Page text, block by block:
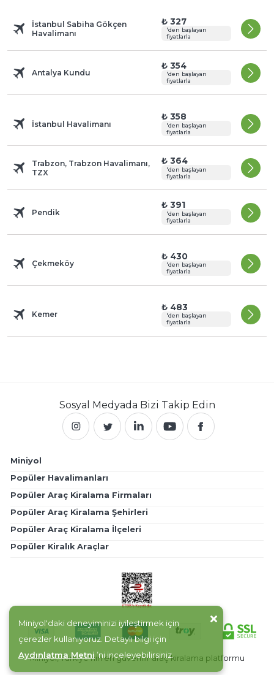
İstanbul Sabiha Gökçen
Havalimanı
₺ 327
'den başlayan
fiyatlarla
Antalya Kundu
₺ 354
'den başlayan
fiyatlarla
İstanbul Havalimanı
₺ 358
'den başlayan
fiyatlarla
Trabzon, Trabzon Havalimanı,
TZX
₺ 364
'den başlayan
fiyatlarla
Pendik
₺ 391
'den başlayan
fiyatlarla
Çekmeköy
₺ 430
'den başlayan
fiyatlarla
Kemer
₺ 483
'den başlayan
fiyatlarla
Sosyal Medyada Bizi Takip Edin
Miniyol
Popüler Havalimanları
Popüler Araç Kiralama Firmaları
Popüler Araç Kiralama Şehirleri
Popüler Araç Kiralama İlçeleri
Popüler Kiralık Araçlar
Miniyol, Türkiye'nin en güvenilir araç kiralama platformu
Miniyol'daki deneyiminizi iyileştirmek için
çerezler kullanıyoruz. Detaylı bilgi için
Aydınlatma Metni’ni inceleyebilirsiniz.